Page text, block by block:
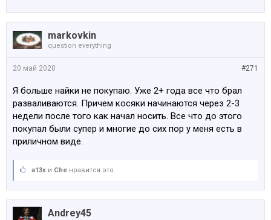
markovkin
question everything
#271
20 май 2020
Я больше найки не покупаю. Уже 2+ года все что брал
разваливаются. Причем косяки начинаются через 2-3
недели после того как начал носить. Все что до этого
покупал были супер и многие до сих пор у меня есть в
приличном виде.
a13x и Che нравится это.
Andrey45